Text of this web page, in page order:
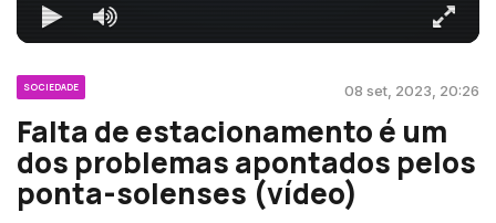
SOCIEDADE 08 set, 2023, 20:26
Falta de estacionamento é um
dos problemas apontados pelos
ponta-solenses (vídeo)